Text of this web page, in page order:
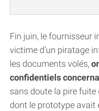
Fin juin, le fournisseur
victime d’un piratage
les documents volés,
confidentiels
sans doute la pire fuite
dont le prototype avait